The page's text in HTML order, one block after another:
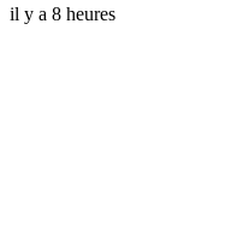
il y a 8 heures